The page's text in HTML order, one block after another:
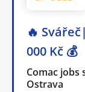
🔥
000 Kč 💰
Comac jobs
Ostrava